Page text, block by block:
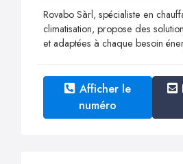
Rovabo Sàrl, spécialiste en
climatisation, propose des
et adaptées à chaque besoin
Afficher le
numéro